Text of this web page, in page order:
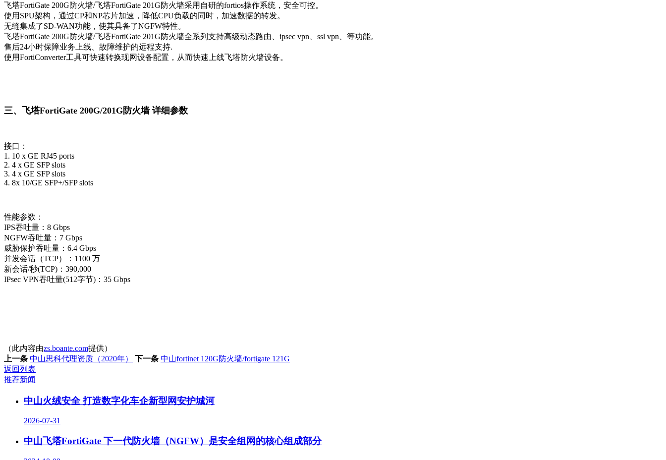
飞塔FortiGate 200G防火墙/飞塔FortiGate 201G防火墙采用自研的fortios操作系统，安全可控。
使用SPU架构，通过CP和NP芯片加速，降低CPU负载的同时，加速数据的转发。
无缝集成了SD-WAN功能，使其具备了NGFW特性。
飞塔FortiGate 200G防火墙/飞塔FortiGate 201G防火墙全系列支持高级动态路由、ipsec vpn、ssl vpn、等功能。
售后24小时保障业务上线、故障维护的远程支持.
使用FortiConverter工具可快速转换现网设备配置，从而快速上线飞塔防火墙设备。
三、 飞塔FortiGate 200G/201G防火墙详细参数
接口：
1. 10 x GE RJ45 ports
2. 4 x GE SFP slots
3. 4 x GE SFP slots
4. 8x 10/GE SFP+/SFP slots
性能参数：
IPS吞吐量：8 Gbps
NGFW吞吐量：7 Gbps
威胁保护吞吐量：6.4 Gbps
并发会话（TCP）：1100 万
新会话/秒(TCP)：390,000
IPsec VPN吞吐量(512字节)：35 Gbps
（此内容由zs.boante.com提供）
上一条 中山思科代理资质（2020年） 下一条 中山fortinet 120G防火墙/fortigate 121G
返回列表
推荐新闻
中山火绒安全 打造数字化车企新型网安护城河
2026-07-31
中山飞塔FortiGate 下一代防火墙（NGFW）是安全组网的核心组成部分